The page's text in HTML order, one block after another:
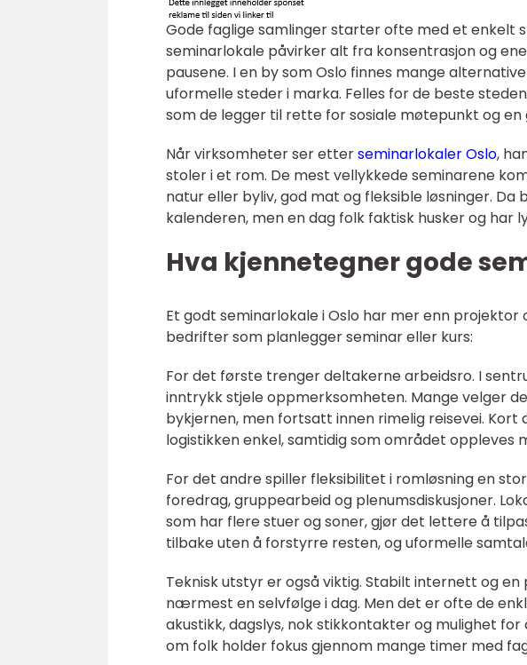
Gode faglige samlinger starter ofte med et enkelt
seminarlokale påvirker alt fra konsentrasjon og
pausene. I en by som Oslo finnes mange
uformelle steder i marka. Felles for de beste
som de legger til rette for sosiale møtepunkt og
Når virksomheter ser etterseminarlokaler Oslo,
stoler i et rom. De mest vellykkede seminarene
natur eller byliv, god mat og fleksible løsninger.
kalenderen, men en dag folk faktisk husker og har
Hva kjennetegner gode
Et godt seminarlokale i Oslo har mer enn
bedrifter som planlegger seminar eller kurs:
For det første trenger deltakerne arbeidsro. I
inntrykk stjele oppmerksomheten. Mange velger
bykjernen, men fortsatt innen rimelig reisevei.
logistikken enkel, samtidig som området oppleves
For det andre spiller fleksibilitet i romløsning en
foredrag, gruppearbeid og plenumsdiskusjoner.
som har flere stuer og soner, gjør det lettere å
tilbake uten å forstyrre resten, og uformelle
Teknisk utstyr er også viktig. Stabilt internett og
nærmest en selvfølge i dag. Men det er ofte de
akustikk, dagslys, nok stikkontakter og mulighet
om folk holder fokus gjennom mange timer med